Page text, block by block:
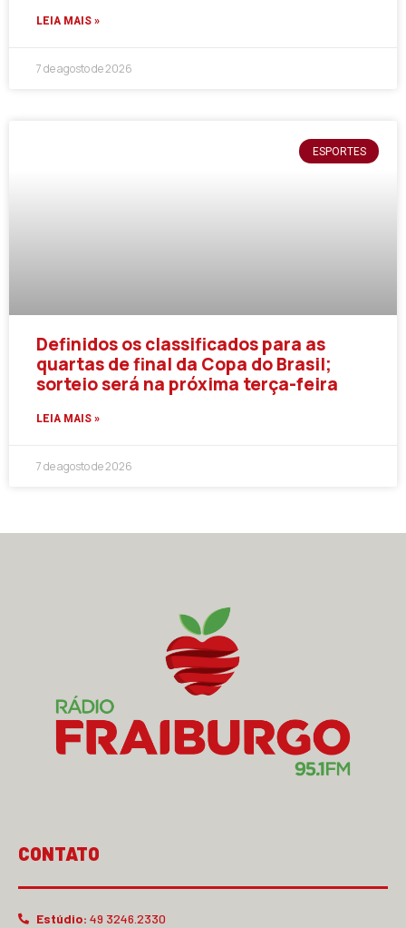
LEIA MAIS »
7 de agosto de 2026
ESPORTES
Definidos os classificados para as
quartas de final da Copa do Brasil;
sorteio será na próxima terça-feira
LEIA MAIS »
7 de agosto de 2026
CONTATO
Estúdio: 49 3246.2330